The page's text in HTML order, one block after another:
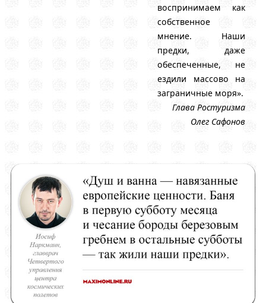
воспринимаем как
собственное
мнение. Наши
предки, даже
обеспеченные, не
ездили массово на
заграничные моря».
Глава Ростуризма
Олег Сафонов